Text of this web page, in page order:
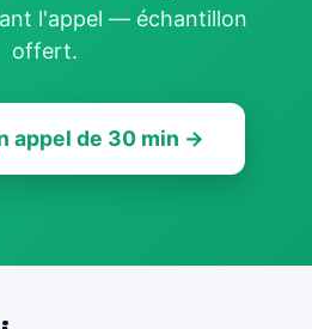
l'appel — échantillon
offert.
appel de 30 min →